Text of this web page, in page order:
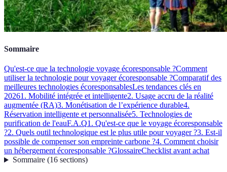
Sommaire
Qu'est-ce que la technologie voyage écoresponsable ?Comment
utiliser la technologie pour voyager écoresponsable ?Comparatif des
meilleures technologies écoresponsablesLes tendances clés en
20261. Mobilité intégrée et intelligente2. Usage accru de la réalité
augmentée (RA)3. Monétisation de l’expérience durable4.
Réservation intelligente et personnalisée5. Technologies de
purification de l'eauF.A.Q1. Qu'est-ce que le voyage écoresponsable
?2. Quels outil technologique est le plus utile pour voyager ?3. Est-il
possible de compenser son empreinte carbone ?4. Comment choisir
un hébergement écoresponsable ?GlossaireChecklist avant achat
Sommaire(16 sections)